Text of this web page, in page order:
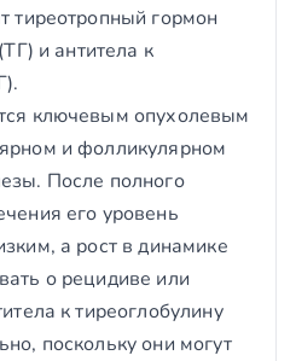
тиреотропный гормон
и антитела к
ключевым опухолевым
и фолликулярном
После полного
его уровень
а рост в динамике
о рецидиве или
к тиреоглобулину
поскольку они могут